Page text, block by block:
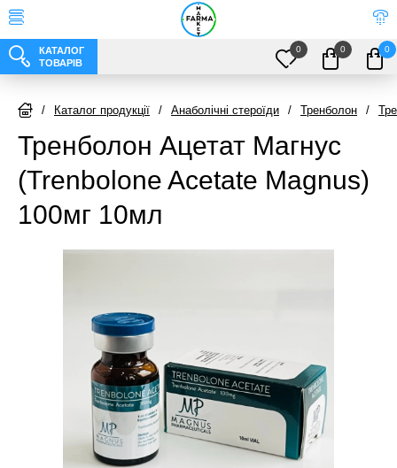
КАТАЛОГ
ТОВАРІВ
0 0 0
/ Каталог продукції / Анаболічні стероїди / Тренболон /
Тренболон Ацетат Магнус
(Trenbolone Acetate Magnus)
100мг 10мл